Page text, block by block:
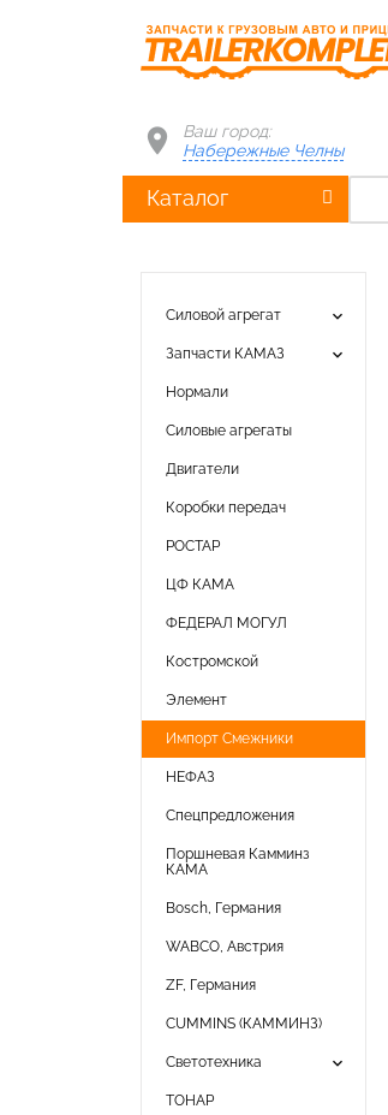
Ваш город:
Набережные Челны
Каталог
Силовой агрегат keyboard_arrow_down
Запчасти КАМАЗ keyboard_arrow_down
Нормали
Силовые агрегаты
Двигатели
Коробки передач
РОСТАР
ЦФ КАМА
ФЕДЕРАЛ МОГУЛ
Костромской
Элемент
Импорт Смежники
НЕФАЗ
Спецпредложения
Поршневая Камминз
КАМА
Bosch, Германия
WABCO, Австрия
ZF, Германия
CUMMINS (КАММИНЗ)
Светотехника keyboard_arrow_down
ТОНАР